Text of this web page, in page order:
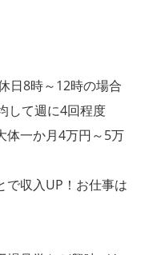
8時～12時の場合
て週に4回程度
体一か月4万円～5万
で収入UP！お仕事は